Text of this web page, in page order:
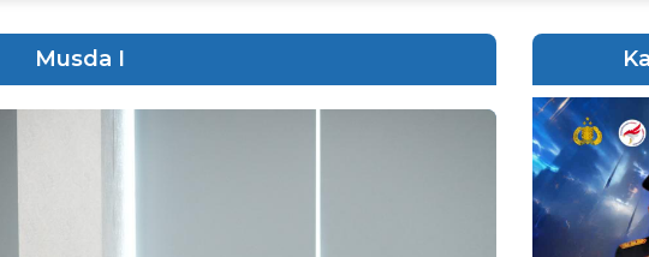
STEAM Olympiad 2026
Musda I